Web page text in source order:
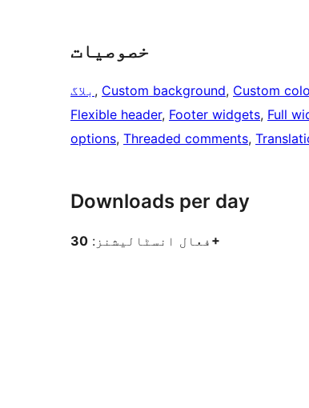
خصوصیات
بلاگ , Custom background, Custom
Flexible header, Footer widgets, Full
options, Threaded comments,
Downloads per day
فعال انسٹالیشنز: 30+